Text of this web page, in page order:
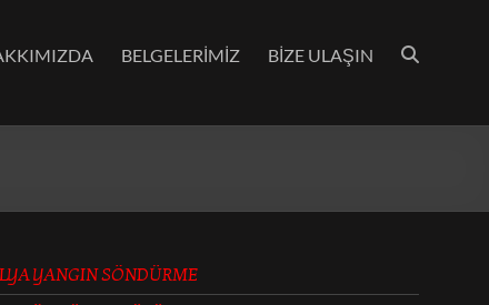
BELGELERİMİZ BİZE ULAŞIN
YANGIN SÖNDÜRME